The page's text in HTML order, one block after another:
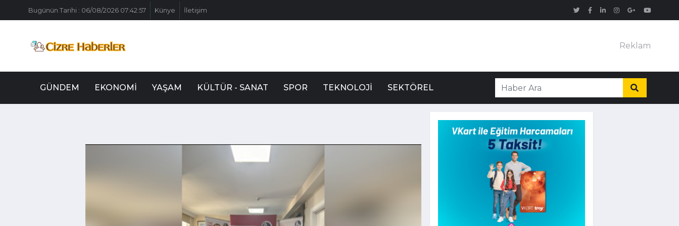
Bugünün Tarihi : 06/08/2026 07:42:57 Künye İletişim
Reklam
GÜNDEM EKONOMI YAŞAM KÜLTÜR - SANAT SPOR TEKNOLOJI SEKTÖREL